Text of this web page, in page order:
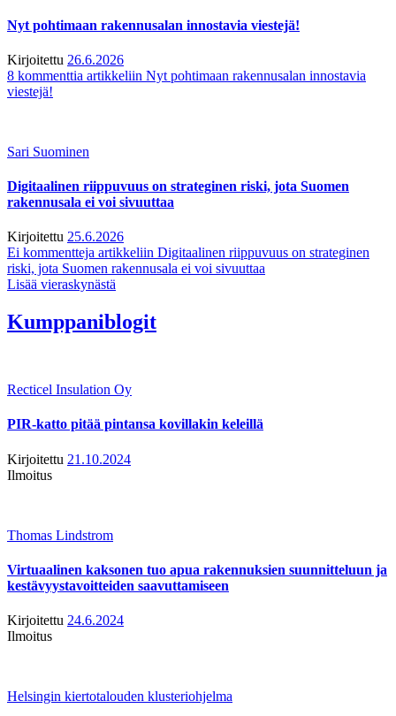
Nyt pohtimaan rakennusalan innostavia viestejä!
Kirjoitettu 26.6.2026
8 kommenttia artikkeliin Nyt pohtimaan rakennusalan innostavia
viestejä!
Sari Suominen
Digitaalinen riippuvuus on strateginen riski, jota Suomen
rakennusala ei voi sivuuttaa
Kirjoitettu 25.6.2026
Ei kommentteja artikkeliin Digitaalinen riippuvuus on strateginen
riski, jota Suomen rakennusala ei voi sivuuttaa
Lisää vieraskynästä
Kumppaniblogit
Recticel Insulation Oy
PIR-katto pitää pintansa kovillakin keleillä
Kirjoitettu 21.10.2024
Ilmoitus
Thomas Lindstrom
Virtuaalinen kaksonen tuo apua rakennuksien suunnitteluun ja
kestävyystavoitteiden saavuttamiseen
Kirjoitettu 24.6.2024
Ilmoitus
Helsingin kiertotalouden klusteriohjelma